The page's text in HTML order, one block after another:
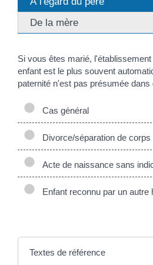
De la mère
Si vous êtes marié,
enfant est le plus souvent
paternité n'est pas présumée
Cas général
Divorce/séparation de corps
Acte de naissance sans
Enfant reconnu par un autre
Textes de référence